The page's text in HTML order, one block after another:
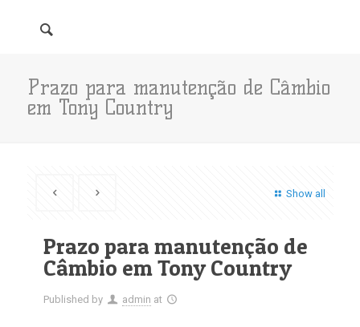
Prazo para manutenção de Câmbio
em Tony Country
Show all
Prazo para manutenção de
Câmbio em Tony Country
Published by admin at